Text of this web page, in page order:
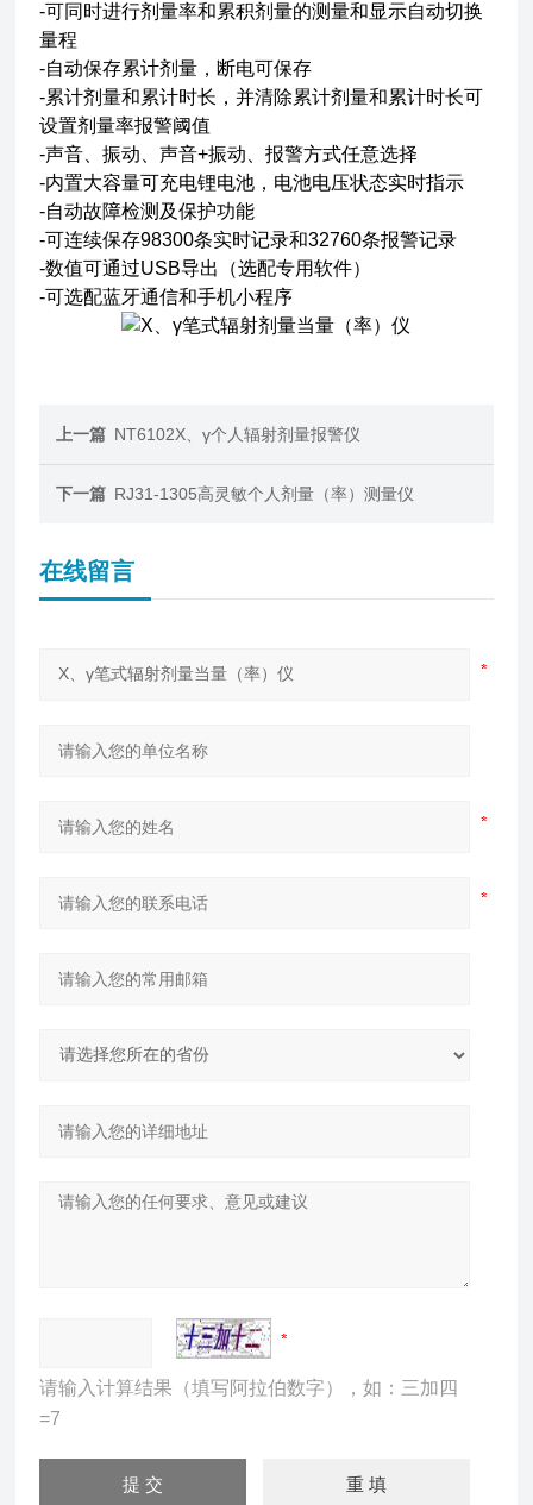
-可同时进行剂量率和累积剂量的测量和显示自动切换
量程
-自动保存累计剂量，断电可保存
-累计剂量和累计时长，并清除累计剂量和累计时长可
设置剂量率报警阈值
-声音、振动、声音+振动、报警方式任意选择
-内置大容量可充电锂电池，电池电压状态实时指示
-自动故障检测及保护功能
-可连续保存98300条实时记录和32760条报警记录
-数值可通过USB导出（选配专用软件）
-可选配蓝牙通信和手机小程序
上一篇 NT6102X、γ个人辐射剂量报警仪
下一篇 RJ31-1305高灵敏个人剂量（率）测量仪
在线留言
请输入计算结果（填写阿拉伯数字），如：三加四
=7